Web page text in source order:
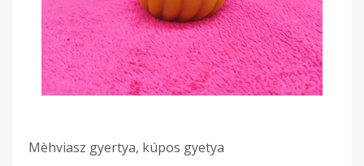
Mèhviasz gyertya, kúpos gyetya